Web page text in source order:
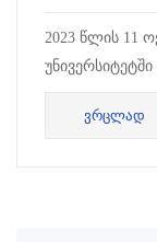
2023 წლის 11
შეხვედრა,
ამომწურავი
ᲕᲠᲪᲚᲐᲓ